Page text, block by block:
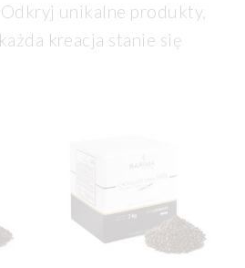
unikalne produkty,
kreacja stanie się